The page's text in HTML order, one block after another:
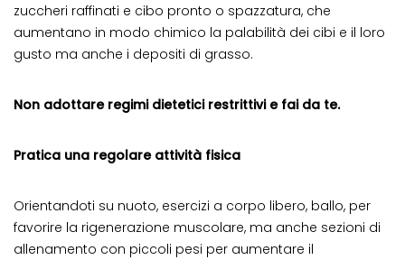
zuccheri raffinati e cibo pronto o spazzatura, che
aumentano in modo chimico la palabilità dei cibi e il loro
gusto ma anche i depositi di grasso.
Non adottare regimi dietetici restrittivi e fai da te.
Pratica una regolare attività fisica
Orientandoti su nuoto, esercizi a corpo libero, ballo, per
favorire la rigenerazione muscolare, ma anche sezioni di
allenamento con piccoli pesi per aumentare il